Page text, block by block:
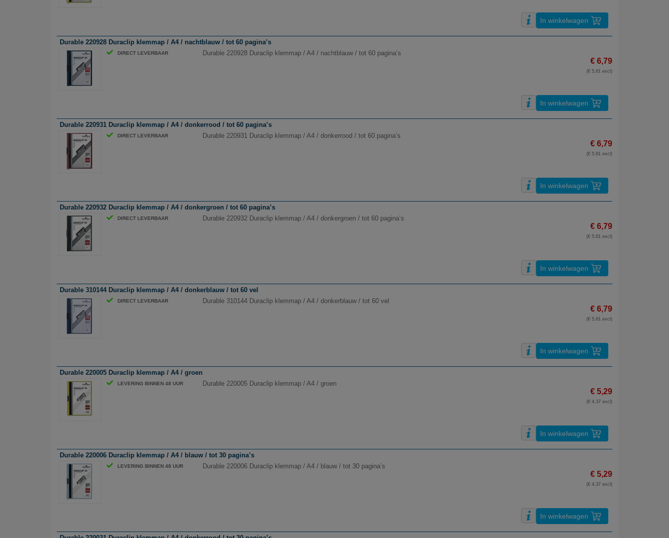
In winkelwagen
Durable 220928 Duraclip klemmap / A4 / nachtblauw / tot 60 pagina’s
DIRECT LEVERBAAR Durable 220928 Duraclip klemmap / A4 / nachtblauw / tot 60 pagina’s
€ 6,79
(€ 5,61 excl)
In winkelwagen
Durable 220931 Duraclip klemmap / A4 / donkerrood / tot 60 pagina’s
DIRECT LEVERBAAR Durable 220931 Duraclip klemmap / A4 / donkerrood / tot 60 pagina’s
€ 6,79
(€ 5,61 excl)
In winkelwagen
Durable 220932 Duraclip klemmap / A4 / donkergroen / tot 60 pagina’s
DIRECT LEVERBAAR Durable 220932 Duraclip klemmap / A4 / donkergroen / tot 60 pagina’s
€ 6,79
(€ 5,61 excl)
In winkelwagen
Durable 310144 Duraclip klemmap / A4 / donkerblauw / tot 60 vel
DIRECT LEVERBAAR Durable 310144 Duraclip klemmap / A4 / donkerblauw / tot 60 vel
€ 6,79
(€ 5,61 excl)
In winkelwagen
Durable 220005 Duraclip klemmap / A4 / groen
LEVERING BINNEN 48 UUR Durable 220005 Duraclip klemmap / A4 / groen
€ 5,29
(€ 4,37 excl)
In winkelwagen
Durable 220006 Duraclip klemmap / A4 / blauw / tot 30 pagina’s
LEVERING BINNEN 48 UUR Durable 220006 Duraclip klemmap / A4 / blauw / tot 30 pagina’s
€ 5,29
(€ 4,37 excl)
In winkelwagen